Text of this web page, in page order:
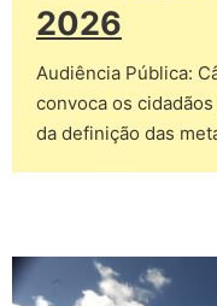
2026
Audiência Pública:
convoca os
da definição das